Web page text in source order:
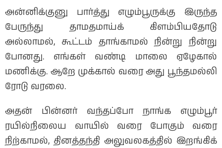
அன்னிக்குனு பார்த்து எழும்பூருக்கு இருந்த
பேருந்து தாமதமாய்க் கிளம்பியதோடு
அல்லாமல், கூட்டம் தாங்காமல் நின்று நின்று
போனது. எங்கள் வண்டி மாலை ஏழேகால்
மணிக்கு. ஆறே முக்கால் வரை அது பூந்தமல்லி
ரோடு வரலை.
அதன் பின்னர் வந்தப்போ நாங்க எழும்பூர்
ரயில்நிலைய வாயில் வரை போகும் வரை
நிற்காமல், தினத்தந்தி அலுவலகத்தில் இறங்கிக்